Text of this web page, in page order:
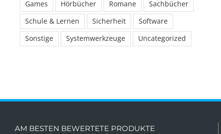
Games Hörbücher Romane
Sachbücher
Schule & Lernen
Sicherheit
Software
Sonstige
Systemwerkzeuge Uncategorized
AM BESTEN BEWERTETE PRODUKTE